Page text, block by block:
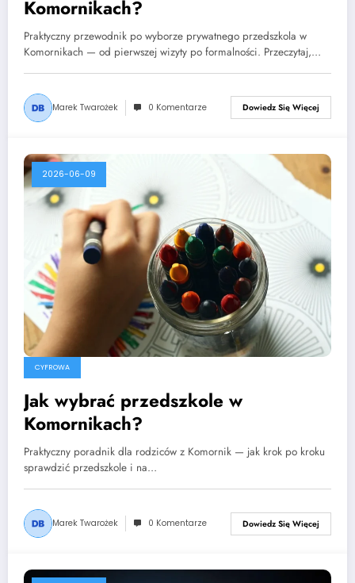
Komornikach?
Praktyczny przewodnik po wyborze prywatnego przedszkola w
Komornikach — od pierwszej wizyty po formalności. Przeczytaj,…
Marek Twarożek 0 Komentarze Dowiedz Się Więcej
2026-06-09
CYFROWA
Jak wybrać przedszkole w
Komornikach?
Praktyczny poradnik dla rodziców z Komornik — jak krok po kroku
sprawdzić przedszkole i na…
Marek Twarożek 0 Komentarze Dowiedz Się Więcej